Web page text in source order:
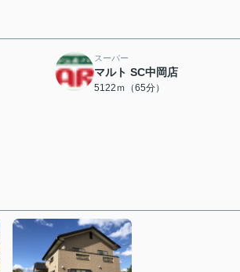
スーパー
マルト SC中岡店
5122ｍ（65分）